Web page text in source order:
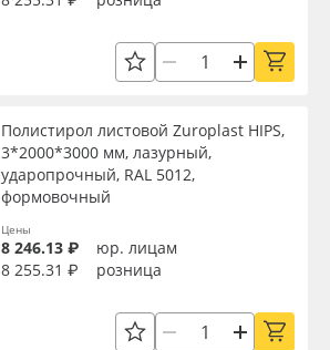
Полистирол листовой Zuroplast HIPS,
3*2000*3000 мм, лазурный,
ударопрочный, RAL 5012,
формовочный
Цены
8 246.13 ₽
юр. лицам
8 255.31 ₽
розница